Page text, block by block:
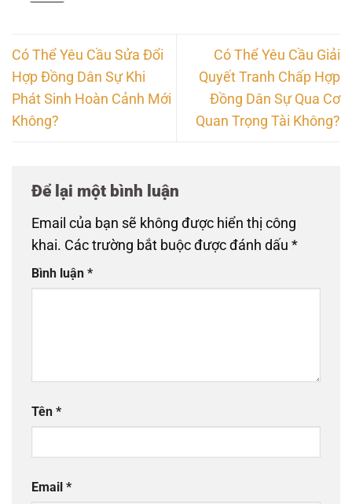
Có Thể Yêu Cầu Sửa Đổi
Hợp Đồng Dân Sự Khi
Phát Sinh Hoàn Cảnh Mới
Không?
Có Thể Yêu Cầu Giải
Quyết Tranh Chấp Hợp
Đồng Dân Sự Qua Cơ
Quan Trọng Tài Không?
Để lại một bình luận
Email của bạn sẽ không được hiển thị công
khai. Các trường bắt buộc được đánh dấu *
Bình luận *
Tên *
Email *